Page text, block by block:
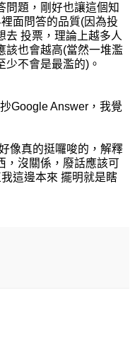
問題，剛好也讓這個知
面問答的品質(因為投
去 投票，理論上越多人
該也會越高(當然一堆濫
少不會是最濫的)。
Google Answer，我覺
像真的挺囉唆的，解釋
，沒關係，廢話應該可
這邊本來 擺明就是瞎